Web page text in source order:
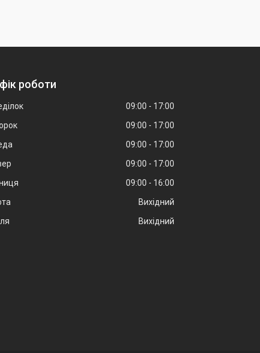
роботи
09:00
17:00
09:00
17:00
09:00
17:00
09:00
17:00
09:00
16:00
Вихідний
Вихідний